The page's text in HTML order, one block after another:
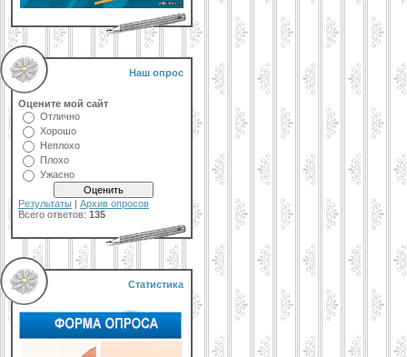
Наш опрос
Оцените мой сайт
Отлично
Хорошо
Неплохо
Плохо
Ужасно
Результаты | Архив опросов
Всего ответов: 135
Статистика